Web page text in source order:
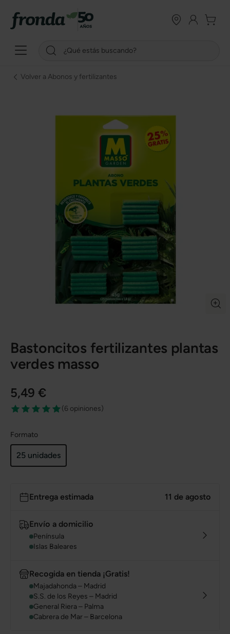
Volver a Abonos y fertilizantes
Bastoncitos fertilizantes plantas
verdes masso
5,49 €
(6 opiniones)
Formato
25 unidades
Entrega estimada 11 de agosto
Envío a domicilio
Península
Islas Baleares
Recogida en tienda ¡Gratis!
Majadahonda – Madrid
S.S. de los Reyes – Madrid
General Riera – Palma
Cabrera de Mar – Barcelona